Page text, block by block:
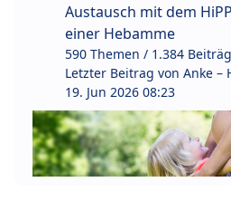
Austausch mit dem
einer Hebamme
590 Themen / 1.384
Letzter Beitrag von Anke –
19. Jun 2026 08:23